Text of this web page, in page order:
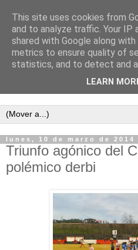
Semanario independiente de
lunes, 10 de marzo de 2014
Triunfo agónico del
polémico derbi
This site uses cookies from
and to analyze traffic. Your IP
shared with Google along
metrics to ensure quality of
statistics, and to detect and
LEARN